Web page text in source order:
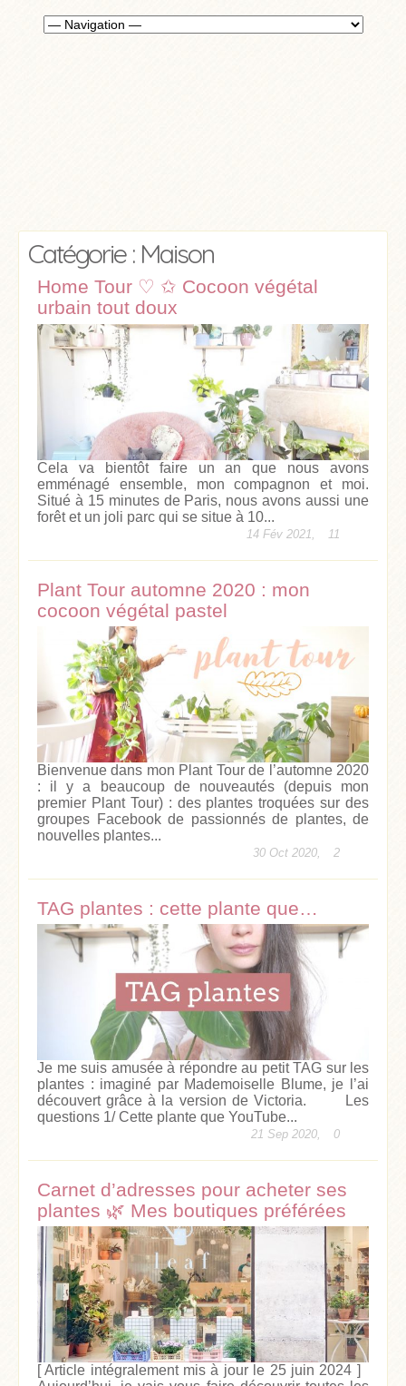
Catégorie : Maison
Home Tour ♡ ✩ Cocoon végétal
urbain tout doux
Cela va bientôt faire un an que nous avons
emménagé ensemble, mon compagnon et moi.
Situé à 15 minutes de Paris, nous avons aussi une
forêt et un joli parc qui se situe à 10...
14 Fév 2021, 11
Plant Tour automne 2020 : mon
cocoon végétal pastel
Bienvenue dans mon Plant Tour de l’automne 2020
: il y a beaucoup de nouveautés (depuis mon
premier Plant Tour) : des plantes troquées sur des
groupes Facebook de passionnés de plantes, de
nouvelles plantes...
30 Oct 2020, 2
TAG plantes : cette plante que…
Je me suis amusée à répondre au petit TAG sur les
plantes : imaginé par Mademoiselle Blume, je l’ai
découvert grâce à la version de Victoria. Les
questions 1/ Cette plante que YouTube...
21 Sep 2020, 0
Carnet d’adresses pour acheter ses
plantes 🌿 Mes boutiques préférées
[ Article intégralement mis à jour le 25 juin 2024 ]